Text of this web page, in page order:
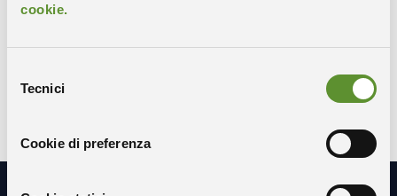
cookie.
delTecnici
Cookie di preferenza